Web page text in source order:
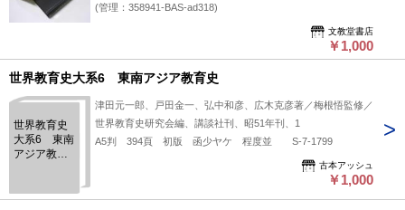
(管理：358941-BAS-ad318)
文教堂書店
￥1,000
世界教育史大系6 東南アジア教育史
世界教育史
大系6 東南
アジア教育
津田元一郎、戸田金一、弘中和彦、広木克彦著／梅根悟監修／
世界教育史研究会編、講談社刊、昭51年刊、1
A5判 394頁 初版 函少ヤケ 程度並 S-7-1799
古本アッシュ
￥1,000